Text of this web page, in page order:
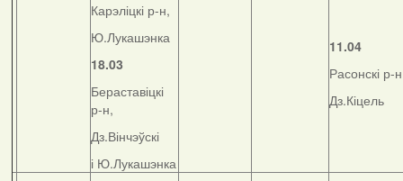
Карэліцкі р-н,
Ю.Лукашэнка
18.03
Бераставіцкі
р-н,
Дз.Вінчэўскі
і Ю.Лукашэнка
11.04
Расонскі р-
Дз.Кіцель